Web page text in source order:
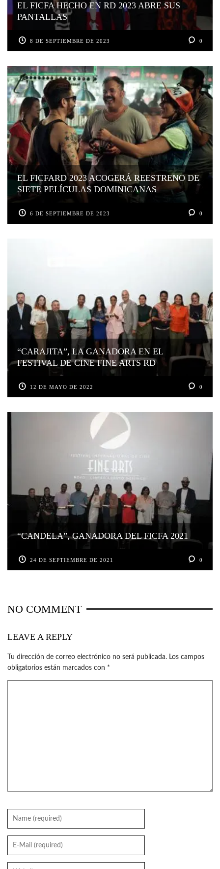
EL FICFA HECHO EN RD 2023 ABRE SUS
PANTALLAS
8 DE SEPTIEMBRE DE 2023 0
EL FICFARD 2023 ACOGERÁ REESTRENO DE
SIETE PELÍCULAS DOMINICANAS
6 DE SEPTIEMBRE DE 2023 0
“CARAJITA”, LA GANADORA EN EL
FESTIVAL DE CINE FINE ARTS RD
12 DE MAYO DE 2022 0
“CANDELA”, GANADORA DEL FICFA 2021
24 DE SEPTIEMBRE DE 2021 0
NO COMMENT
LEAVE A REPLY
Tu dirección de correo electrónico no será publicada. Los campos
obligatorios están marcados con *